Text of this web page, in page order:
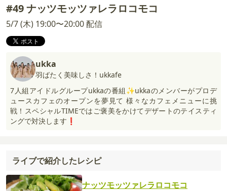
#49 ナッツモッツァレラロコモコ
5/7 (木) 19:00〜20:00 配信
ukka
羽ばたく美味しさ！ukkafe
7人組アイドルグループukkaの番組✨ukkaのメンバーがプロデ
ュースカフェのオープンを夢見て 様々なカフェメニューに挑
戦！スペシャルTIMEではご褒美をかけてデザートのテイスティ
ングで対決します❗️
ライブで紹介したレシピ
ナッツモッツァレラロコモコ